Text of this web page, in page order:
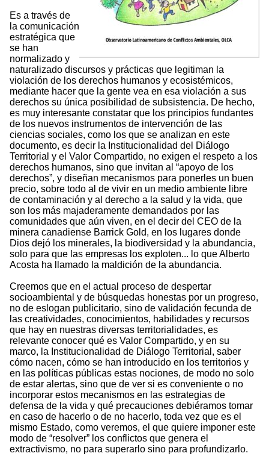
Es a través de
la comunicación
estratégica que
se han
normalizado y
naturalizado discursos y prácticas que legitiman la
violación de los derechos humanos y ecosistémicos,
mediante hacer que la gente vea en esa violación a sus
derechos su única posibilidad de subsistencia. De hecho,
es muy interesante constatar que los principios fundantes
de los nuevos instrumentos de intervención de las
ciencias sociales, como los que se analizan en este
documento, es decir la Institucionalidad del Diálogo
Territorial y el Valor Compartido, no exigen el respeto a los
derechos humanos, sino que invitan al “apoyo de los
derechos”, y diseñan mecanismos para ponerles un buen
precio, sobre todo al de vivir en un medio ambiente libre
de contaminación y al derecho a la salud y la vida, que
son los más majaderamente demandados por las
comunidades que aún viven, en el decir del CEO de la
minera canadiense Barrick Gold, en los lugares donde
Dios dejó los minerales, la biodiversidad y la abundancia,
solo para que las empresas los exploten... lo que Alberto
Acosta ha llamado la maldición de la abundancia.
Creemos que en el actual proceso de despertar
socioambiental y de búsquedas honestas por un progreso,
no de eslogan publicitario, sino de validación fecunda de
las creatividades, conocimientos, habilidades y recursos
que hay en nuestras diversas territorialidades, es
relevante conocer qué es Valor Compartido, y en su
marco, la Institucionalidad de Diálogo Territorial, saber
cómo nacen, cómo se han introducido en los territorios y
en las políticas públicas estas nociones, de modo no solo
de estar alertas, sino que de ver si es conveniente o no
incorporar estos mecanismos en las estrategias de
defensa de la vida y qué precauciones debiéramos tomar
en caso de hacerlo o de no hacerlo, toda vez que es el
mismo Estado, como veremos, el que quiere imponer este
modo de “resolver” los conflictos que genera el
extractivismo, no para superarlo sino para profundizarlo.